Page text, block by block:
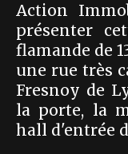
Action
présenter
flamande de
une rue très
Fresnoy de
la porte, la
hall d'entrée